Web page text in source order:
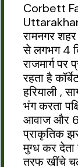
Corbett
रामनगर
से लगभग 4
राजमार्ग पर
रहता है
हरियाली ,
भंग करता
आवाज और
प्राकृतिक
मुग्ध कर देता
तरफ खींचे